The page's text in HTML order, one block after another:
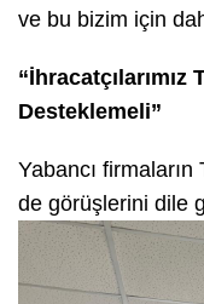
ve bu bizim için
Desteklemeli”
Yabancı firmaların
de görüşlerini dile